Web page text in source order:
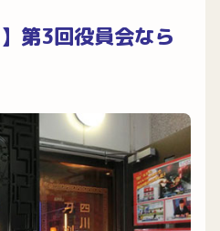
第3回役員会なら